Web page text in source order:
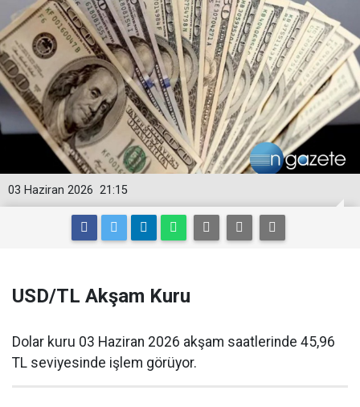
21:15
03 Haziran 2026
USD/TL Akşam Kuru
Dolar kuru 03 Haziran 2026 akşam saatlerinde 45,96
TL seviyesinde işlem görüyor.